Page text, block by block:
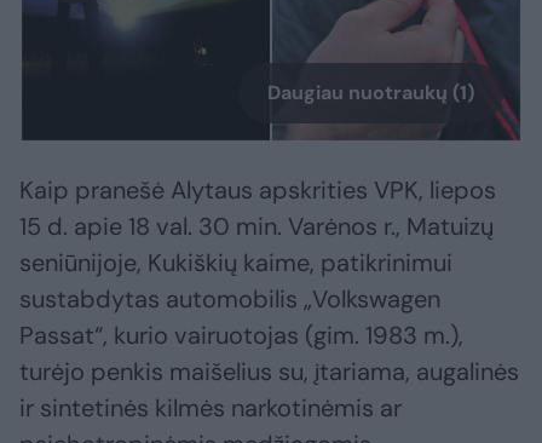
Daugiau nuotraukų (1)
Kaip pranešė Alytaus apskrities VPK, liepos
15 d. apie 18 val. 30 min. Varėnos r., Matuizų
seniūnijoje, Kukiškių kaime, patikrinimui
sustabdytas automobilis „Volkswagen
Passat“, kurio vairuotojas (gim. 1983 m.),
turėjo penkis maišelius su, įtariama, augalinės
ir sintetinės kilmės narkotinėmis ar